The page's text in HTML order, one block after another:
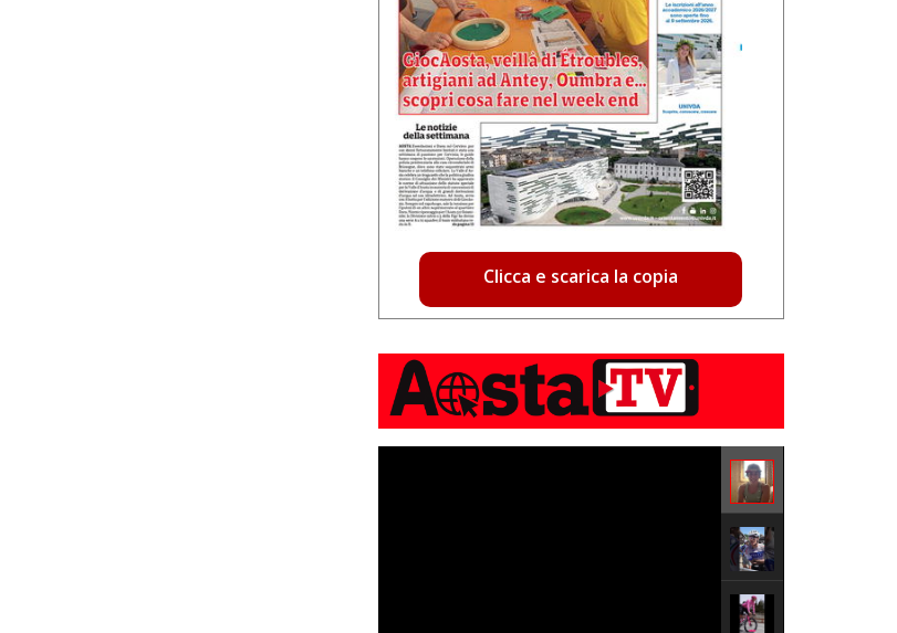
Clicca e scarica la copia